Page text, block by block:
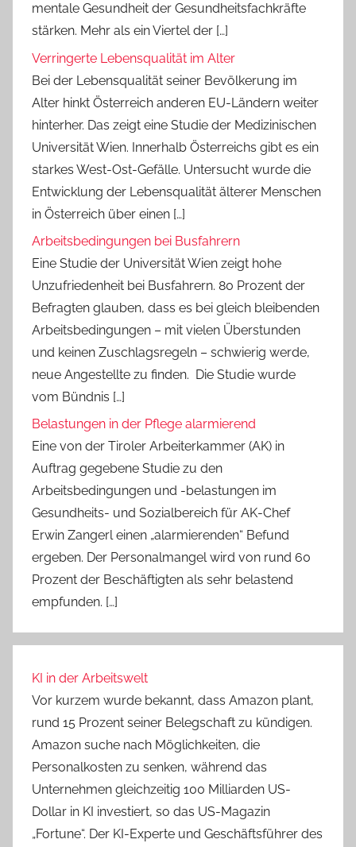
mentale Gesundheit der Gesundheitsfachkräfte
stärken. Mehr als ein Viertel der […]
Verringerte Lebensqualität im Alter
Bei der Lebensqualität seiner Bevölkerung im
Alter hinkt Österreich anderen EU-Ländern weiter
hinterher. Das zeigt eine Studie der Medizinischen
Universität Wien. Innerhalb Österreichs gibt es ein
starkes West-Ost-Gefälle. Untersucht wurde die
Entwicklung der Lebensqualität älterer Menschen
in Österreich über einen […]
Arbeitsbedingungen bei Busfahrern
Eine Studie der Universität Wien zeigt hohe
Unzufriedenheit bei Busfahrern. 80 Prozent der
Befragten glauben, dass es bei gleich bleibenden
Arbeitsbedingungen – mit vielen Überstunden
und keinen Zuschlagsregeln – schwierig werde,
neue Angestellte zu finden. Die Studie wurde
vom Bündnis […]
Belastungen in der Pflege alarmierend
Eine von der Tiroler Arbeiterkammer (AK) in
Auftrag gegebene Studie zu den
Arbeitsbedingungen und -belastungen im
Gesundheits- und Sozialbereich für AK-Chef
Erwin Zangerl einen „alarmierenden“ Befund
ergeben. Der Personalmangel wird von rund 60
Prozent der Beschäftigten als sehr belastend
empfunden. […]
KI in der Arbeitswelt
Vor kurzem wurde bekannt, dass Amazon plant,
rund 15 Prozent seiner Belegschaft zu kündigen.
Amazon suche nach Möglichkeiten, die
Personalkosten zu senken, während das
Unternehmen gleichzeitig 100 Milliarden US-
Dollar in KI investiert, so das US-Magazin
„Fortune“. Der KI-Experte und Geschäftsführer des